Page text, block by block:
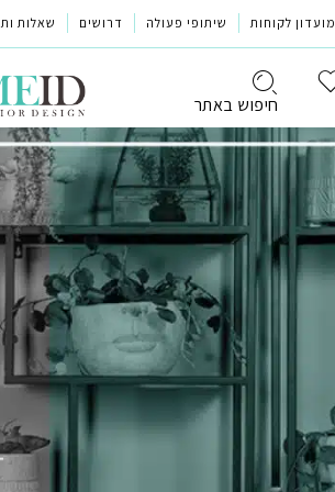
מועדון לקוחות שיתופי פעולה דרושים שאלות
חיפוש באתר